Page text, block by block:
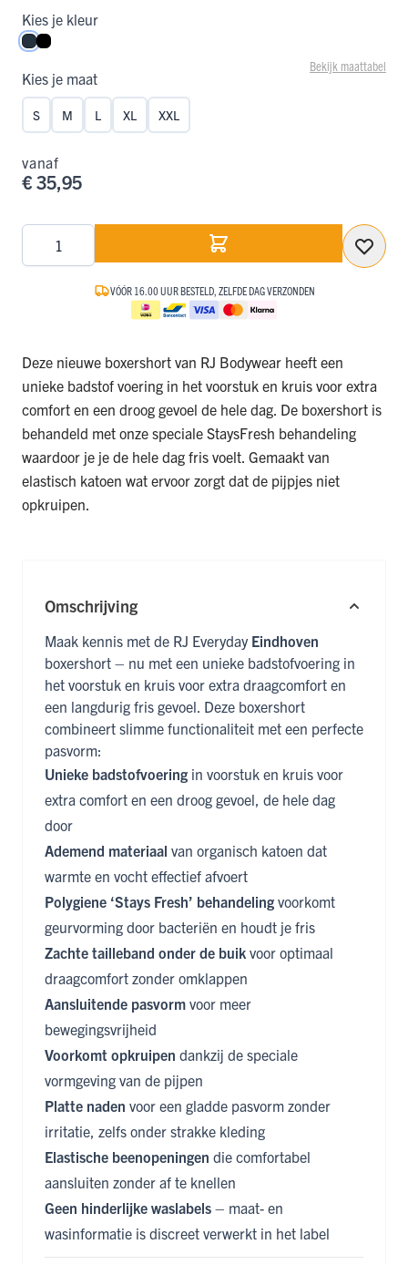
Kies je kleur
NavyZwart
Bekijk maattabel
Kies je maat
S M L XL XXL
vanaf
€ 35,95
VÓÓR 16.00 UUR BESTELD, ZELFDE DAG VERZONDEN
Deze nieuwe boxershort van RJ Bodywear heeft een
unieke badstof voering in het voorstuk en kruis voor extra
comfort en een droog gevoel de hele dag. De boxershort is
behandeld met onze speciale StaysFresh behandeling
waardoor je je de hele dag fris voelt. Gemaakt van
elastisch katoen wat ervoor zorgt dat de pijpjes niet
opkruipen.
Omschrijving
Maak kennis met de RJ Everyday Eindhoven
boxershort – nu met een unieke badstofvoering in
het voorstuk en kruis voor extra draagcomfort en
een langdurig fris gevoel. Deze boxershort
combineert slimme functionaliteit met een perfecte
pasvorm:
Unieke badstofvoering in voorstuk en kruis voor
extra comfort en een droog gevoel, de hele dag
door
Ademend materiaal van organisch katoen dat
warmte en vocht effectief afvoert
Polygiene ‘Stays Fresh’ behandeling voorkomt
geurvorming door bacteriën en houdt je fris
Zachte tailleband onder de buik voor optimaal
draagcomfort zonder omklappen
Aansluitende pasvorm voor meer
bewegingsvrijheid
Voorkomt opkruipen dankzij de speciale
vormgeving van de pijpen
Platte naden voor een gladde pasvorm zonder
irritatie, zelfs onder strakke kleding
Elastische beenopeningen die comfortabel
aansluiten zonder af te knellen
Geen hinderlijke waslabels – maat- en
wasinformatie is discreet verwerkt in het label